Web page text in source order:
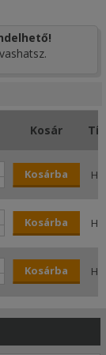
Kosár
Kosárba
Kosárba
Kosárba